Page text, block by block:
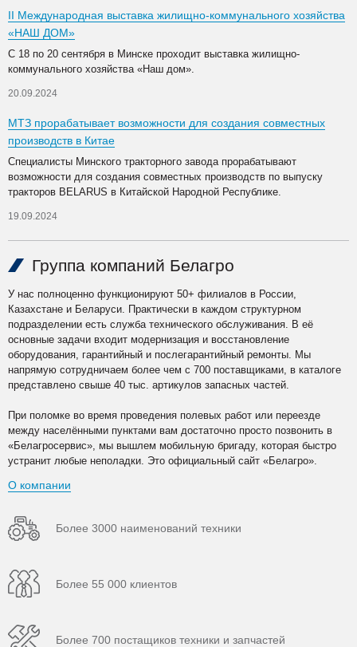
II Международная выставка жилищно-коммунального хозяйства
«НАШ ДОМ»
С 18 по 20 сентября в Минске проходит выставка жилищно-
коммунального хозяйства «Наш дом».
20.09.2024
МТЗ прорабатывает возможности для создания совместных
производств в Китае
Специалисты Минского тракторного завода прорабатывают
возможности для создания совместных производств по выпуску
тракторов BELARUS в Китайской Народной Республике.
19.09.2024
Группа компаний Белагро
У нас полноценно функционируют 50+ филиалов в России,
Казахстане и Беларуси. Практически в каждом структурном
подразделении есть служба технического обслуживания. В её
основные задачи входит модернизация и восстановление
оборудования, гарантийный и послегарантийный ремонты. Мы
напрямую сотрудничаем более чем с 700 поставщиками, в каталоге
представлено свыше 40 тыс. артикулов запасных частей.
При поломке во время проведения полевых работ или переезде
между населёнными пунктами вам достаточно просто позвонить в
«Белагросервис», мы вышлем мобильную бригаду, которая быстро
устранит любые неполадки. Это официальный сайт «Белагро».
О компании
Более 3000 наименований техники
Более 55 000 клиентов
Более 700 постащиков техники и запчастей